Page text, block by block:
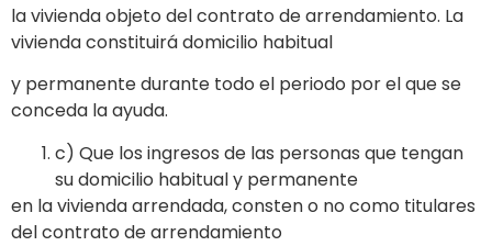
la vivienda objeto del contrato de arrendamiento. La
vivienda constituirá domicilio habitual
y permanente durante todo el periodo por el que se
conceda la ayuda.
c) Que los ingresos de las personas que tengan
su domicilio habitual y permanente
en la vivienda arrendada, consten o no como titulares
del contrato de arrendamiento